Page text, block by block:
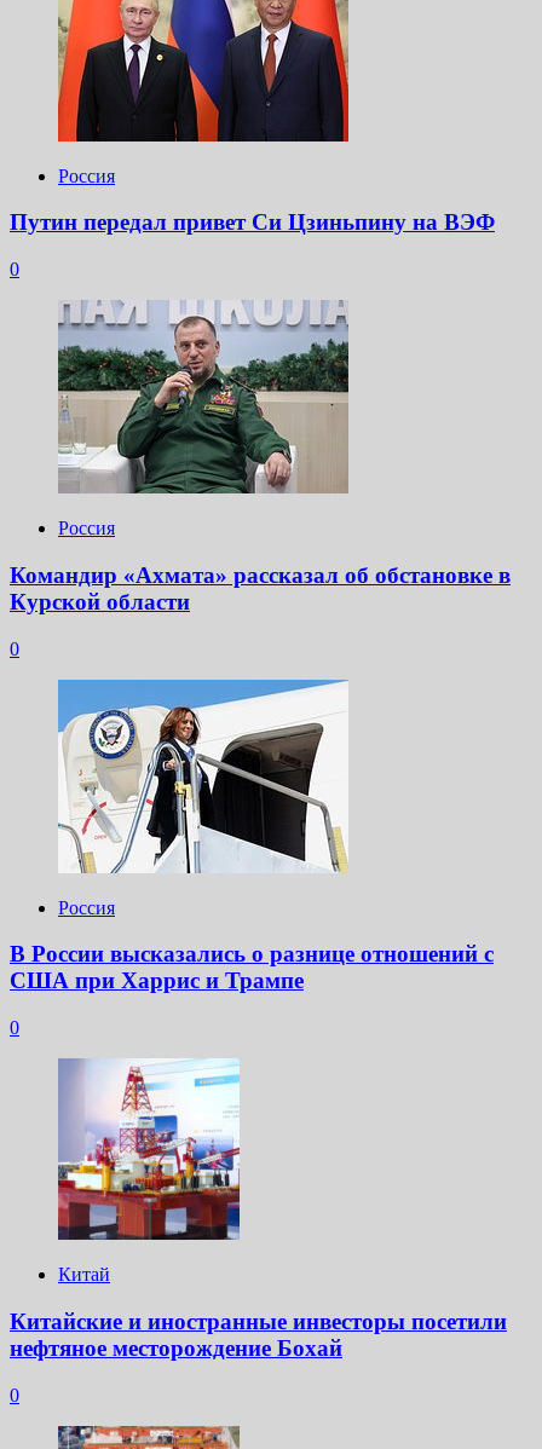
Россия
Путин передал привет Си Цзиньпину на ВЭФ
0
Россия
Командир «Ахмата» рассказал об обстановке в
Курской области
0
Россия
В России высказались о разнице отношений с
США при Харрис и Трампе
0
Китай
Китайские и иностранные инвесторы посетили
нефтяное месторождение Бохай
0